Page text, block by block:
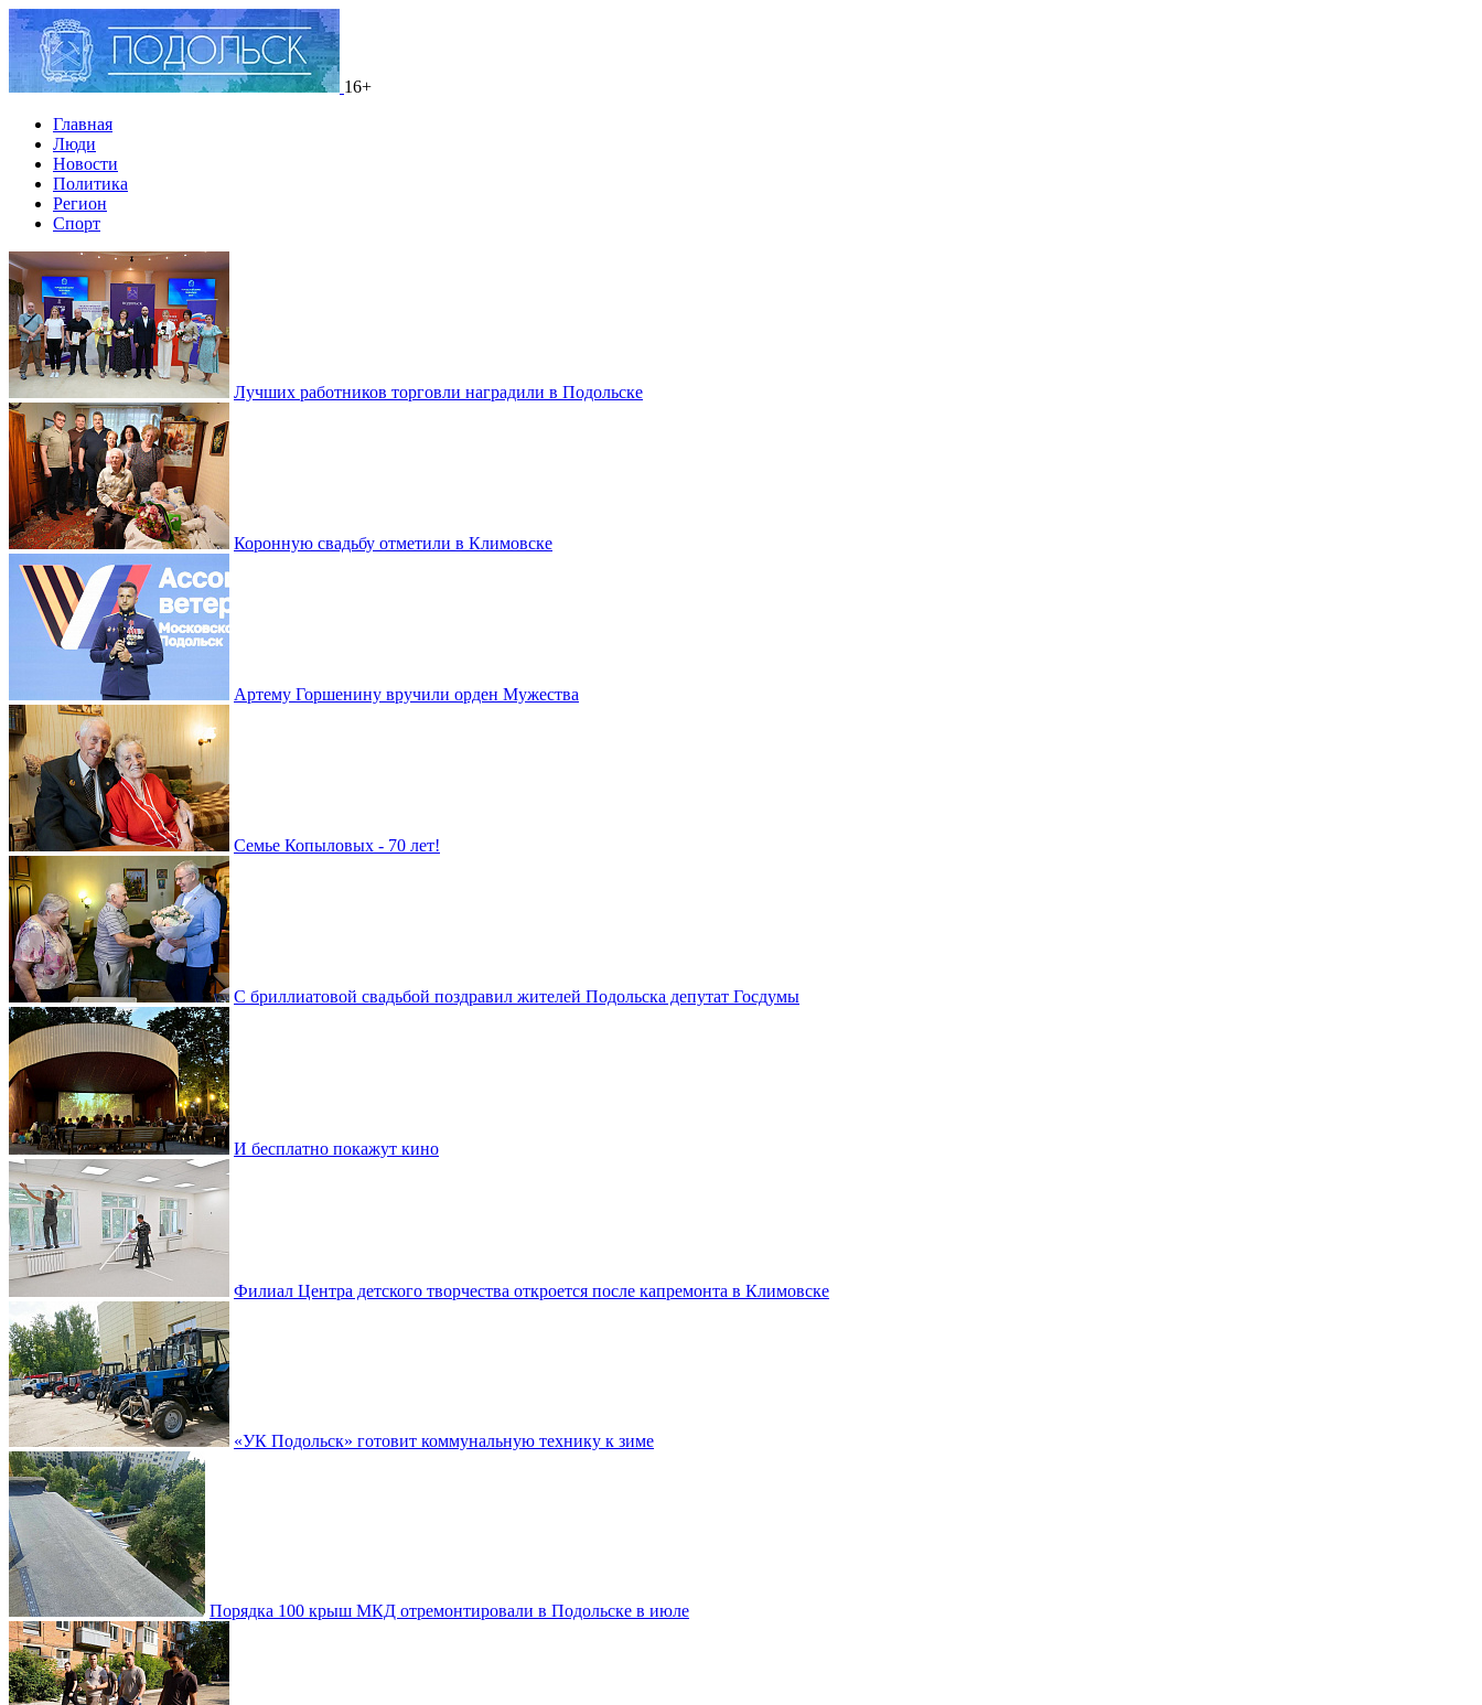
16+
Главная
Люди
Новости
Политика
Регион
Спорт
Лучших работников торговли наградили в Подольске
Коронную свадьбу отметили в Климовске
Артему Горшенину вручили орден Мужества
Семье Копыловых - 70 лет!
С бриллиатовой свадьбой поздравил жителей Подольска депутат Госдумы
И бесплатно покажут кино
Филиал Центра детского творчества откроется после капремонта в Климовске
«УК Подольск» готовит коммунальную технику к зиме
Порядка 100 крыш МКД отремонтировали в Подольске в июле